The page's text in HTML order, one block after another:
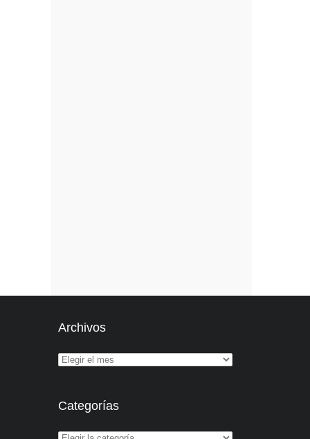
Archivos
Categorías